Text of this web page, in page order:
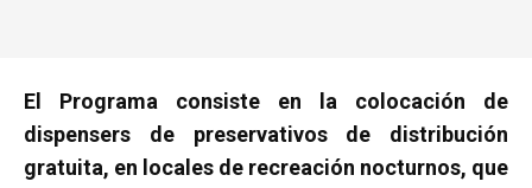
El Programa consiste en la colocación de
dispensers de preservativos de distribución
gratuita, en locales de recreación nocturnos, que